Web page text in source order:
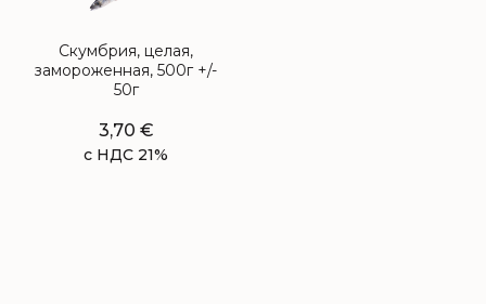
Скумбрия, целая,
замороженная, 500г +/-
50г
3,70 €
с НДС 21%